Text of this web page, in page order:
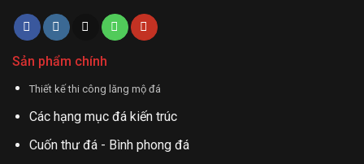
Sản phẩm chính
Thiết kế thi công lăng mộ đá
Các hạng mục đá kiến trúc
Cuốn thư đá - Bình phong đá